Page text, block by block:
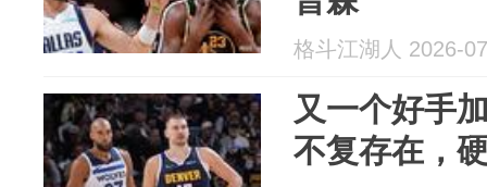
格斗江湖人 2026-
又一个好手
不复存在，